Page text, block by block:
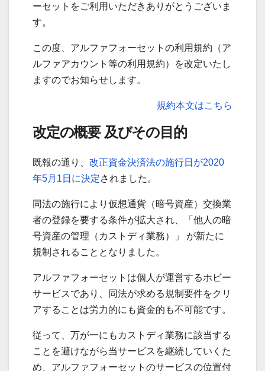
ーセットをご利用いただきありがとうございま
す。
この度、アルファフォーセットの利用規約（ア
ルファアカウント等の利用規約）を改定いたし
ますのでお知らせします。
規約本文はこちら
改定の概要 及びその目的
既報の通り、 改正資金決済法の施行日が2020
年5月1日に決定されました。
同法の施行により仮想通貨（暗号資産）交換業
者の登録を要する条件が拡大され、「他人の暗
号資産の管理（カストディ業務）」 が新たに
規制されることとなりました。
アルファフォーセットは個人が運営するホビー
サービスであり、同法が求める規制要件をクリ
アすることは労力的にも資金的も不可能です。
従って、万が一にもカストディ業務に該当する
ことを避けながら当サービスを継続していくた
め、アルファフォーセットのサービスの位置付